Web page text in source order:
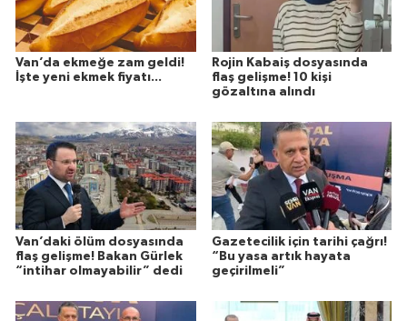
Van’da ekmeğe zam geldi!
İşte yeni ekmek fiyatı...
Rojin Kabaiş dosyasında
flaş gelişme! 10 kişi
gözaltına alındı
Van’daki ölüm dosyasında
flaş gelişme! Bakan Gürlek
“intihar olmayabilir” dedi
Gazetecilik için tarihi çağrı!
“Bu yasa artık hayata
geçirilmeli”